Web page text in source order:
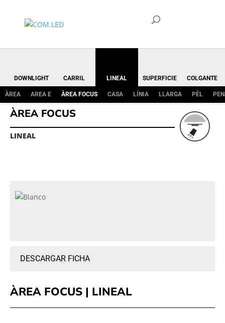
DOWNLIGHT CARRIL LINEAL
ÀREA AREA E ÀREA FOCUS CASA LÍNIA LLARGA PÈL
SUPERFICIE COLGANTE
ÀREA FOCUS
LINEAL
DESCARGAR FICHA
ÀREA FOCUS | LINEAL